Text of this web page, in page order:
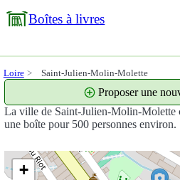
Boîtes à livres
Loire Saint-Julien-Molin-Molette
La ville de Saint-Julien-Molin-Molette
une boîte pour 500 personnes environ.
Proposer une
+